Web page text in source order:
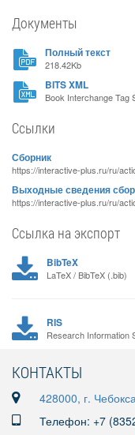
Документы
Полный текст
218.42Kb
BITS XML
Book Interchange Tag
Ссылки
Сборник
https://interactive-plus.ru/ru/
Выходные сведения
https://interactive-plus.ru/ru/
Ссылка на экспорт
BibTeX
LaTeX / BibTeX (.bib)
RIS
Research Information
КОНТАКТЫ
428000, г.
Телефон: +7